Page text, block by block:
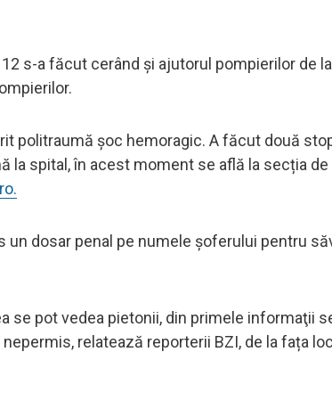
s-a făcut cerând şi ajutorul pompierilor de
politraumă șoc hemoragic. A făcut două
spital, în acest moment se află la secția
un dosar penal pe numele şoferului pentru
se pot vedea pietonii, din primele informaţii
relatează reporterii BZI, de la fața